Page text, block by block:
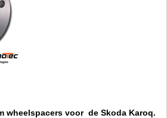
wheelspacers voor de Skoda Karoq.